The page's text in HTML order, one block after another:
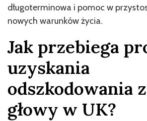
długoterminowa i pomoc w
nowych warunków życia.
Jak przebiega
uzyskania
odszkodowania
głowy w UK?